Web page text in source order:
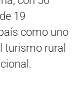
19
como uno
turismo rural